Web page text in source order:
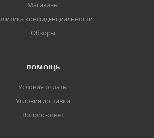
Магазины
конфиденциальности
Обзоры
ПОМОЩЬ
Условия оплаты
Условия доставки
Вопрос-ответ